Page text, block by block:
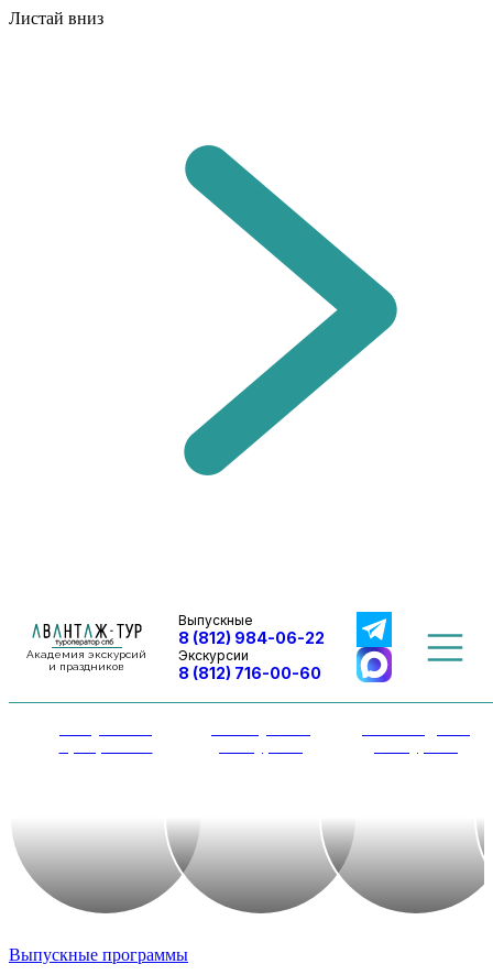
Листай вниз
Академия экскурсий
и праздников
Выпускные
8 (812) 984-06-22
Экскурсии
8 (812) 716-00-60
Выпускные программы